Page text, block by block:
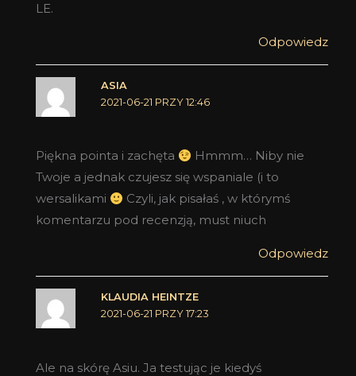
LE.
Odpowiedz
ASIA
2021-06-21 PRZY 12:46
Piękna pointa i zachęta
Hmmm… Niby nie
Twoje a jednak czujesz się wspaniale (i to
wersalikami
Czyli, jak pisałaś , w którymś
komentarzu pod recenzją, must niuch
Odpowiedz
KLAUDIA HEINTZE
2021-06-21 PRZY 17:23
Ale na skórę Asiu. Ja testując je kiedyś